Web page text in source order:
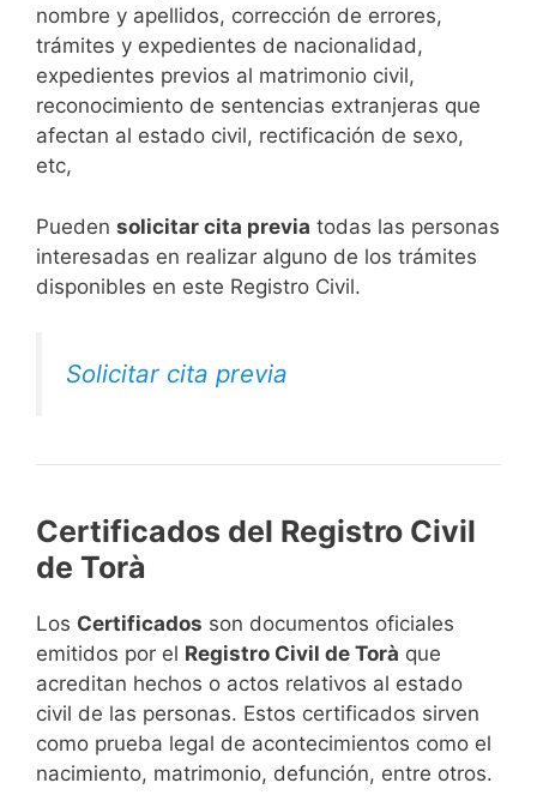
nombre y apellidos, corrección de errores,
trámites y expedientes de nacionalidad,
expedientes previos al matrimonio civil,
reconocimiento de sentencias extranjeras que
afectan al estado civil, rectificación de sexo,
etc,
​Pueden solicitar cita previa todas las personas
interesadas en realizar alguno de los trámites
disponibles en este Registro Civil.​
Solicitar cita previa
Certificados del Registro Civil
de Torà
Los Certificados son documentos oficiales
emitidos por el Registro Civil de Torà que
acreditan hechos o actos relativos al estado
civil de las personas. Estos certificados sirven
como prueba legal de acontecimientos como el
nacimiento, matrimonio, defunción, entre otros.